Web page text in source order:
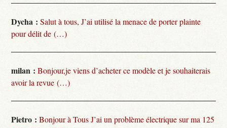
Dycha : Salut à tous, J’ai utilisé la menace de porter plainte
pour délit de (…)
milan : Bonjour,je viens d’acheter ce modèle et je souhaiterais
avoir la revue (…)
Pietro : Bonjour à Tous J’ai un problème électrique sur ma 125